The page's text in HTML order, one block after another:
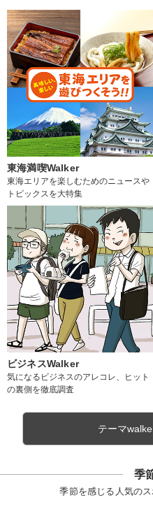
東海満喫Walker
東海エリアを楽しむためのニュースや
トピックスを大特集
ビジネスWalker
気になるビジネスのアレコレ、ヒット
の裏側を徹底調査
テーマ
季
季節を感じる人気の